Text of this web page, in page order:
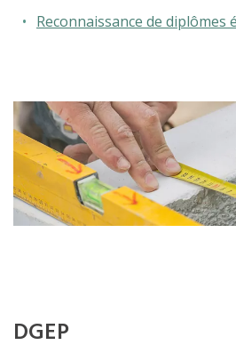
Actualités
Contact
Emploi
proFonds
Tests d’aptitudes
Recherche
(Par exemple: un métier ou une
Reconnaissance de diplômes
DGEP